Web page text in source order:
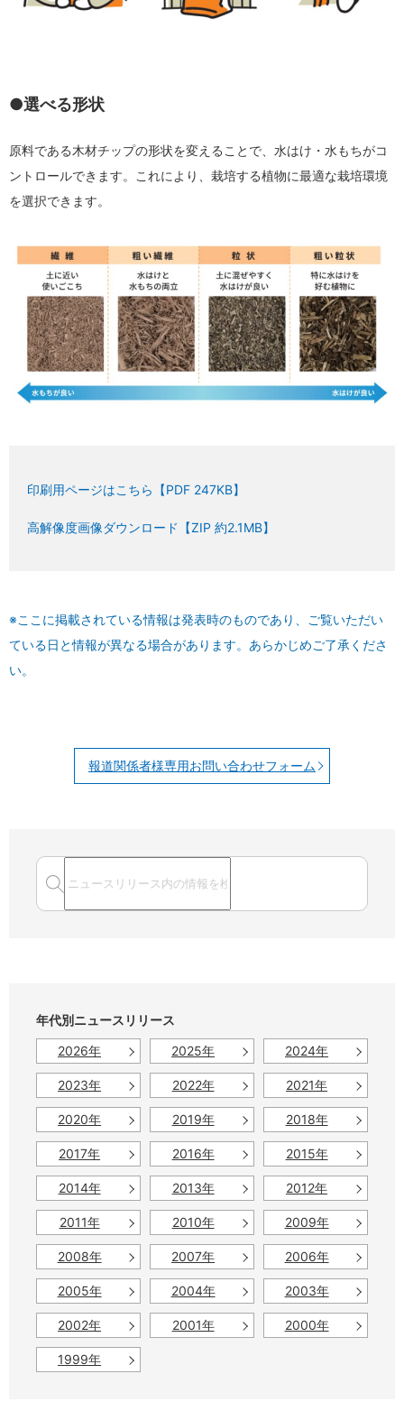
●選べる形状
原料である木材チップの形状を変えることで、水はけ・水もちがコ
ントロールできます。これにより、栽培する植物に最適な栽培環境
を選択できます。
印刷用ページはこちら【PDF 247KB】
高解像度画像ダウンロード【ZIP 約2.1MB】
※ここに掲載されている情報は発表時のものであり、ご覧いただい
ている日と情報が異なる場合があります。あらかじめご了承くださ
い。
報道関係者様専用お問い合わせフォーム
年代別ニュースリリース
2026年
2025年 2024年
2023年 2022年 2021年
2020年 2019年 2018年
2017年 2016年 2015年
2014年 2013年 2012年
2011年 2010年 2009年
2008年 2007年 2006年
2005年 2004年 2003年
2002年 2001年 2000年
1999年